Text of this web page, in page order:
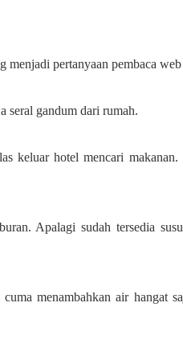
pertanyaan pembaca
seral gandum dari rumah.
keluar hotel mencari makanan.
Apalagi sudah tersedia
menambahkan air hangat